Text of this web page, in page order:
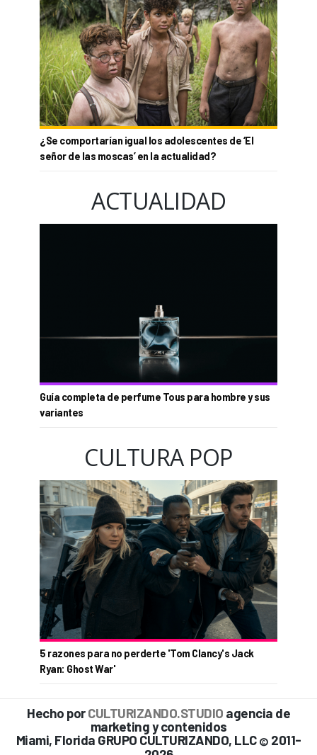
¿Se comportarían igual los adolescentes de ‘El
señor de las moscas’ en la actualidad?
ACTUALIDAD
Guía completa de perfume Tous para hombre y sus
variantes
CULTURA POP
5 razones para no perderte 'Tom Clancy's Jack
Ryan: Ghost War'
Hecho porCULTURIZANDO.STUDIO agencia de
marketing y contenidos
Miami, Florida GRUPO CULTURIZANDO, LLC © 2011-